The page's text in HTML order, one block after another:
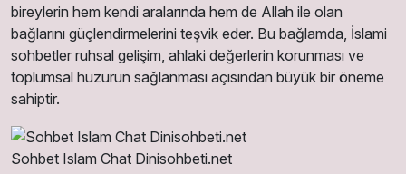
bireylerin hem kendi aralarında hem de Allah ile olan
bağlarını güçlendirmelerini teşvik eder. Bu bağlamda, İslami
sohbetler ruhsal gelişim, ahlaki değerlerin korunması ve
toplumsal huzurun sağlanması açısından büyük bir öneme
sahiptir.
Sohbet Islam Chat Dinisohbeti.net